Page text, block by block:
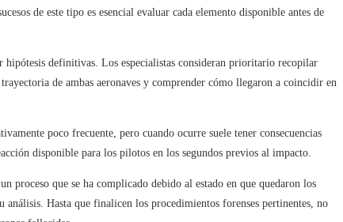
de este tipo es esencial evaluar cada elemento disponible antes de
definitivas. Los especialistas consideran prioritario recopilar
de ambas aeronaves y comprender cómo llegaron a coincidir en
poco frecuente, pero cuando ocurre suele tener consecuencias
disponible para los pilotos en los segundos previos al impacto.
proceso que se ha complicado debido al estado en que quedaron los
Hasta que finalicen los procedimientos forenses pertinentes, no